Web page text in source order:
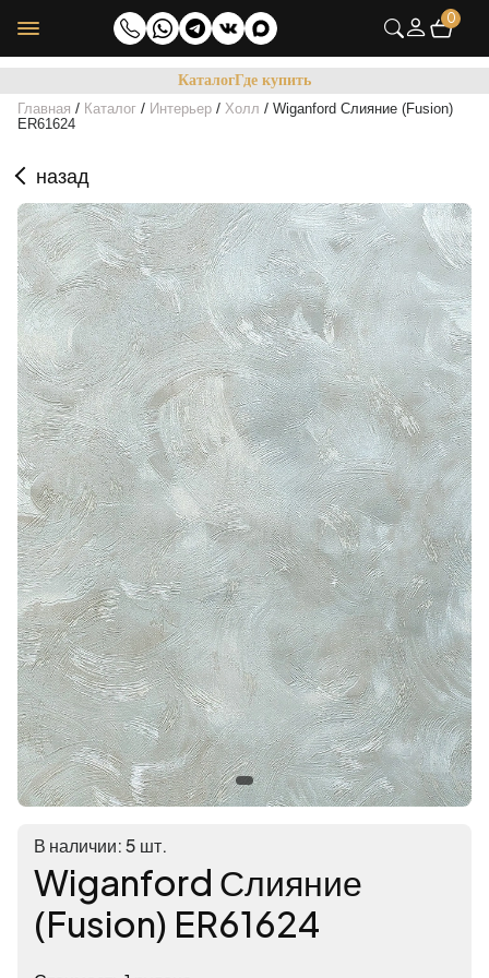
0
КаталогГде купить
Главная / Каталог / Интерьер / Холл / Wiganford Слияние (Fusion)
ER61624
назад
В наличии: 5 шт.
Wiganford Слияние
(Fusion) ER61624